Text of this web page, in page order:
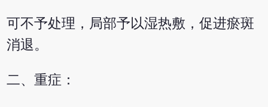
可不予处理，局部予以湿热敷，促进瘀斑
消退。
二、重症：